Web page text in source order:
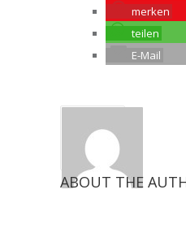
merken
teilen
E-Mail
ABOUT THE